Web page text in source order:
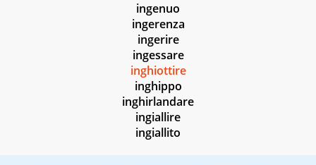
ingenuo
ingerenza
ingerire
ingessare
inghiottire
inghippo
inghirlandare
ingiallire
ingiallito